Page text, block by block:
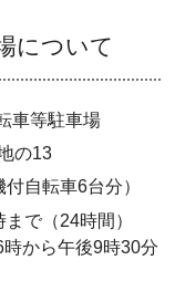
について
車等駐車場
の13
自転車6台分）
で（24時間）
から午後9時30分